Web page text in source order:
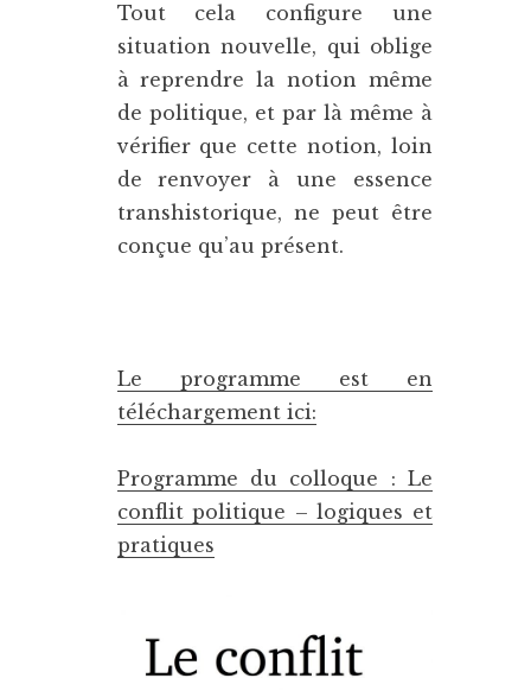
Tout cela configure une
situation nouvelle, qui oblige
à reprendre la notion même
de politique, et par là même à
vérifier que cette notion, loin
de renvoyer à une essence
transhistorique, ne peut être
conçue qu’au présent.
Le programme est en
téléchargement ici:
Programme du colloque : Le
conflit politique – logiques et
pratiques